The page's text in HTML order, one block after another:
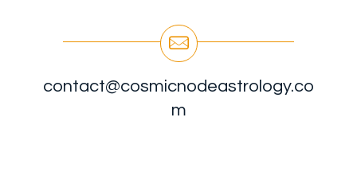
contact@cosmicnodeastrology.co
m